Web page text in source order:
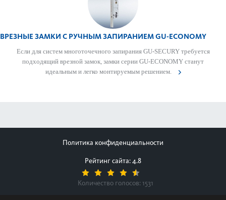
ВРЕЗНЫЕ ЗАМКИ С РУЧНЫМ ЗАПИРАНИЕМ GU-ECONOMY
Если для систем многоточечного запирания GU-SECURY требуется
подходящий врезной замок, замки серии GU-ECONOMY станут
идеальным и легко монтируемым решением.
Политика конфиденциальности
Рейтинг сайта: 4.8
Количество голосов: 1531